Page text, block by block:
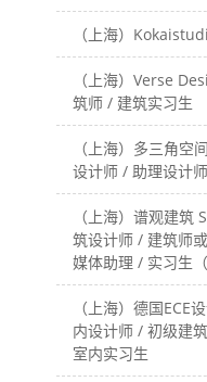
（上海）
（上海）Verse
筑师 / 建筑实习生
（上海）多三角空
设计师 / 助理设计
（上海）谱观建
筑设计师 / 建筑师
媒体助理 / 实习生
（上海）德国ECE
内设计师 / 初级建
室内实习生